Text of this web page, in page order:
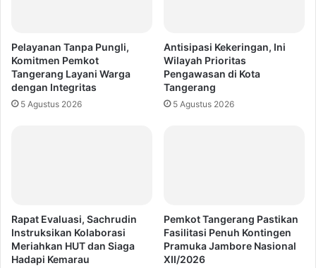
Pelayanan Tanpa Pungli,
Komitmen Pemkot
Tangerang Layani Warga
dengan Integritas
5 Agustus 2026
Antisipasi Kekeringan, Ini
Wilayah Prioritas
Pengawasan di Kota
Tangerang
5 Agustus 2026
Rapat Evaluasi, Sachrudin
Instruksikan Kolaborasi
Meriahkan HUT dan Siaga
Hadapi Kemarau
Pemkot Tangerang Pastikan
Fasilitasi Penuh Kontingen
Pramuka Jambore Nasional
XII/2026